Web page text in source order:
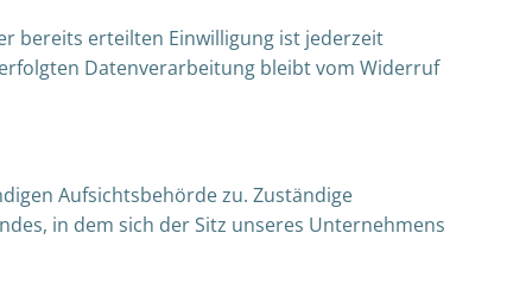
bereits erteilten Einwilligung ist jederzeit
Datenverarbeitung bleibt vom Widerruf
Aufsichtsbehörde zu. Zuständige
in dem sich der Sitz unseres Unternehmens